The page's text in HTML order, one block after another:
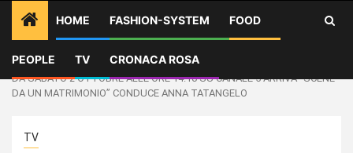
HOME FASHION-SYSTEM FOOD
PEOPLE TV CRONACA ROSA
Home
TV
DA SABATO 2 OTTOBRE ALLE ORE 14:10 SU CANALE 5 ARRIVA “SCENE
DA UN MATRIMONIO” CONDUCE ANNA TATANGELO
TV